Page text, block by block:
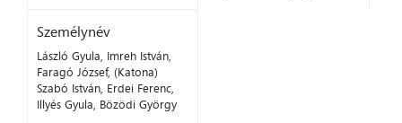
Személynév
László Gyula, Imreh István,
Faragó József, (Katona)
Szabó István, Erdei Ferenc,
Illyés Gyula, Bözödi György